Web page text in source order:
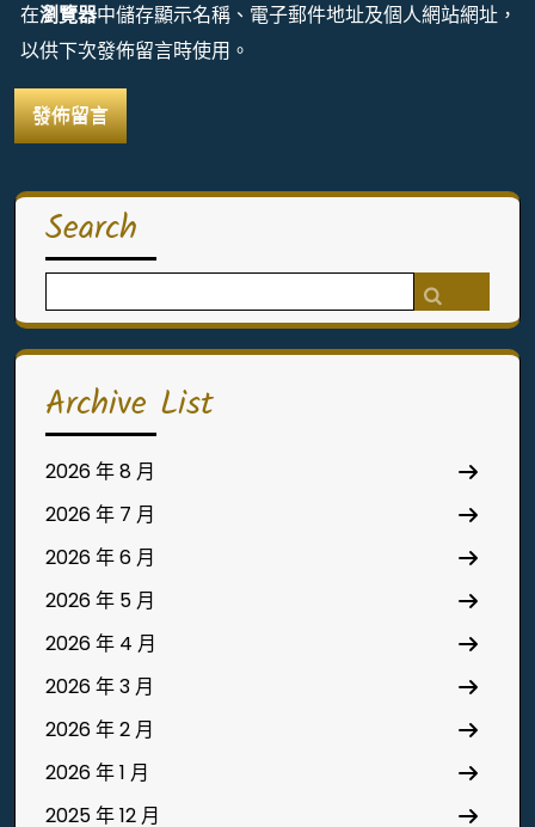
在瀏覽器中儲存顯示名稱、電子郵件地址及個人網站網址，
以供下次發佈留言時使用。
Search
for:
Archive List
2026 年 8 月
2026 年 7 月
2026 年 6 月
2026 年 5 月
2026 年 4 月
2026 年 3 月
2026 年 2 月
2026 年 1 月
2025 年 12 月